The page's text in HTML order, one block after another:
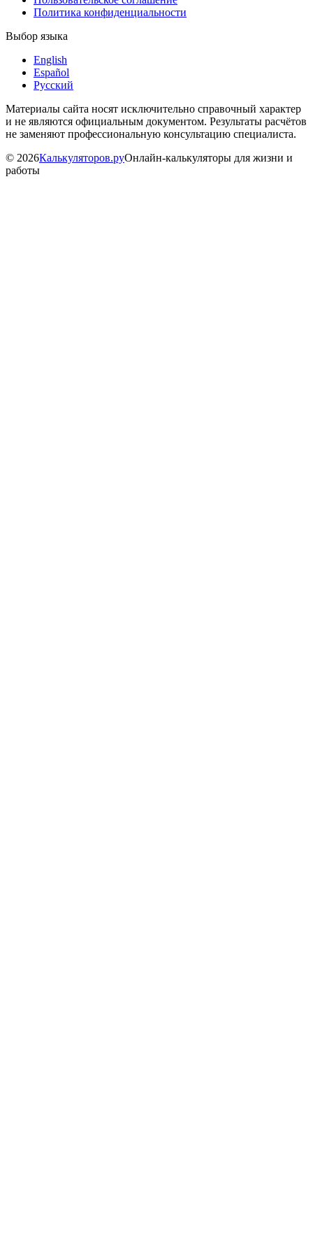
Политика конфиденциальности
Выбор языка
English
Español
Русский
Материалы сайта носят исключительно справочный характер
и не являются официальным документом. Результаты расчётов
не заменяют профессиональную консультацию специалиста.
© 2026Калькуляторов.руОнлайн-калькуляторы для жизни и
работы